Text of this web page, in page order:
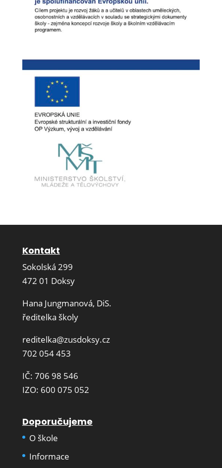
Kontakt
Sokolská 299
472 01 Doksy
Hana Jungmanová, DiS.
ředitelka školy
reditelka@zusdoksy.cz
702 054 453
IČ: 706 98 546
IZO: 600 075 052
Doporučujeme
O škole
Informace